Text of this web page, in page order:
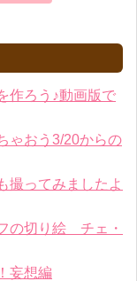
作ろう♪動画版で
ゃおう3/20からの
撮ってみましたよ
の切り絵 チェ・
妄想編